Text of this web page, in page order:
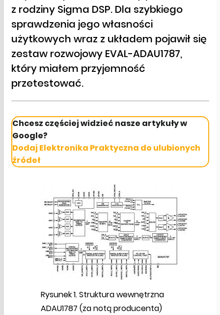
z rodziny Sigma DSP. Dla szybkiego
sprawdzenia jego własności
użytkowych wraz z układem pojawił się
zestaw rozwojowy EVAL-ADAU1787,
który miałem przyjemność
przetestować.
Chcesz częściej widzieć nasze artykuły w
Google?
Dodaj Elektronika Praktyczna do ulubionych
źródeł
Rysunek 1. Struktura wewnętrzna
ADAU1787 (za notą producenta)